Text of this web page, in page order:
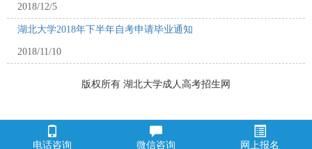
2018/12/5
湖北大学2018年下半年自考申请毕业通知
2018/11/10
版权所有 湖北大学成人高考招生网
电话咨询 微信咨询 网上报名